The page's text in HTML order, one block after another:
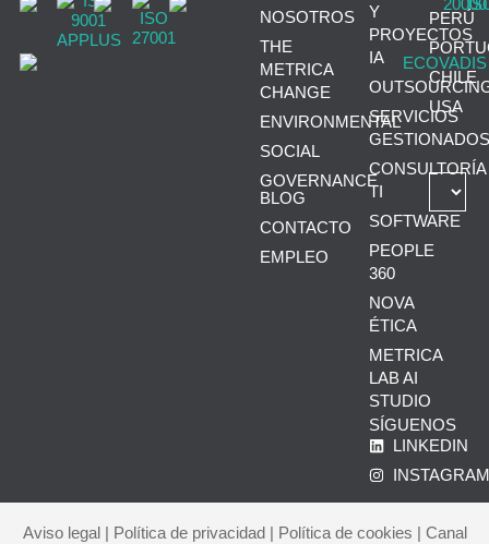
NOSOTROS
THE
METRICA
CHANGE
ENVIRONMENTAL
SOCIAL
GOVERNANCE
BLOG
CONTACTO
EMPLEO
Y
PROYECTOS
IA
SERVICIOS
GESTIONADOS
CONSULTORÍA
TI
SOFTWARE
PEOPLE
360
NOVA
ÉTICA
METRICA
LAB AI
STUDIO
SÍGUENOS
LINKEDIN
PERÚ
CHILE
USA
Aviso legal| Política de privacidad| Política de cookies | Canal